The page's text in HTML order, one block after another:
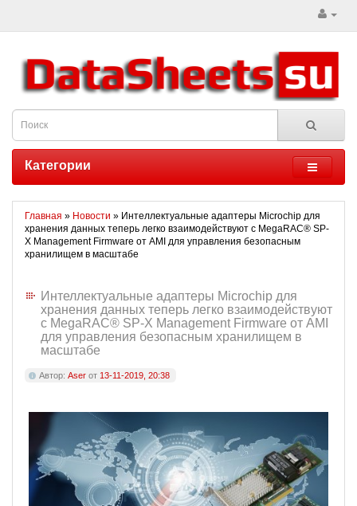
Категории
Главная » Новости » Интеллектуальные адаптеры Microchip для
хранения данных теперь легко взаимодействуют с MegaRAC® SP-
X Management Firmware от AMI для управления безопасным
хранилищем в масштабе
Интеллектуальные адаптеры Microchip для
хранения данных теперь легко взаимодействуют
с MegaRAC® SP-X Management Firmware от AMI
для управления безопасным хранилищем в
масштабе
Автор: Aser от 13-11-2019, 20:38